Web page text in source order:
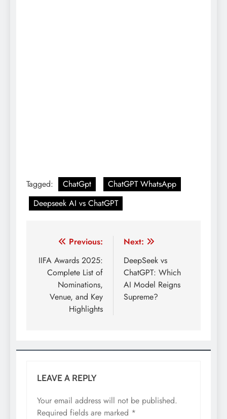
Tagged: ChatGpt
ChatGPT WhatsApp
Deepseek AI vs ChatGPT
Post
navigation
Previous:
IIFA Awards 2025:
Complete List of
Nominations,
Venue, and Key
Highlights
Next:
DeepSeek vs
ChatGPT: Which
AI Model Reigns
Supreme?
LEAVE A REPLY
Your email address will not be published.
Required fields are marked *